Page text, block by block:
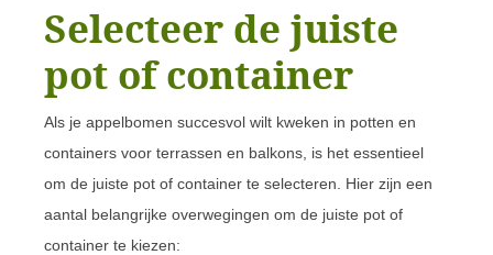
Selecteer de juiste
pot of container
Als je appelbomen succesvol wilt kweken in potten en
containers voor terrassen en balkons, is het essentieel
om de juiste pot of container te selecteren. Hier zijn een
aantal belangrijke overwegingen om de juiste pot of
container te kiezen: